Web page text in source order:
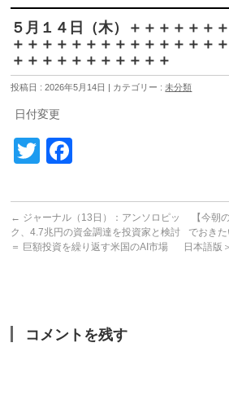
５月１４日（木）＋＋＋＋＋＋
＋＋＋＋＋＋＋＋＋＋＋＋＋＋
＋＋＋＋＋＋＋＋＋＋＋
投稿日 : 2026年5月14日 | カテゴリー :未分類
日付変更
Twitter
← ジャーナル（13日）：アンソロピッ
ク、4.7兆円の資金調達を投資家と検討
＝ 巨額投資を繰り返す米国のAI市場
【今朝
でおき
日本語版
コメントを残す